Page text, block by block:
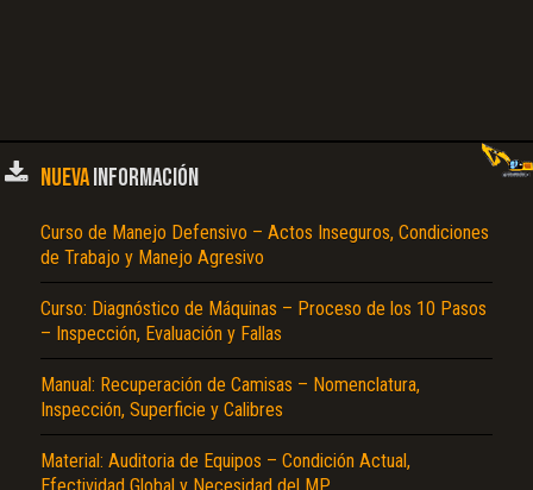
NUEVAINFORMACIÓN
Curso de Manejo Defensivo – Actos Inseguros, Condiciones
de Trabajo y Manejo Agresivo
Curso: Diagnóstico de Máquinas – Proceso de los 10 Pasos
– Inspección, Evaluación y Fallas
Manual: Recuperación de Camisas – Nomenclatura,
Inspección, Superficie y Calibres
Material: Auditoria de Equipos – Condición Actual,
Efectividad Global y Necesidad del MP